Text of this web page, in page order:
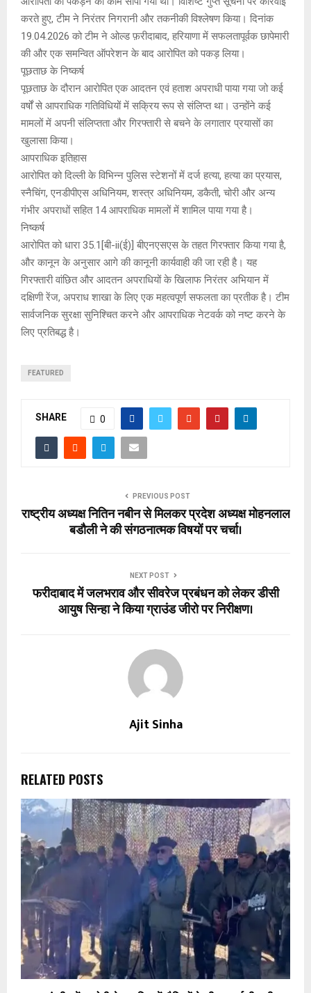
करते हुए, टीम ने निरंतर निगरानी और तकनीकी विश्लेषण किया। दिनांक
19.04.2026 को टीम ने ओल्ड फ़रीदाबाद, हरियाणा में सफलतापूर्वक छापेमारी
की और एक समन्वित ऑपरेशन के बाद आरोपित को पकड़ लिया।
पूछताछ के निष्कर्ष
पूछताछ के दौरान आरोपित एक आदतन एवं हताश अपराधी पाया गया जो कई
वर्षों से आपराधिक गतिविधियों में सक्रिय रूप से संलिप्त था। उन्होंने कई
मामलों में अपनी संलिप्तता और गिरफ्तारी से बचने के लगातार प्रयासों का
खुलासा किया।
आपराधिक इतिहास
आरोपित को दिल्ली के विभिन्न पुलिस स्टेशनों में दर्ज हत्या, हत्या का प्रयास,
स्नैचिंग, एनडीपीएस अधिनियम, शस्त्र अधिनियम, डकैती, चोरी और अन्य
गंभीर अपराधों सहित 14 आपराधिक मामलों में शामिल पाया गया है।
निष्कर्ष
आरोपित को धारा 35.1[बी-ii(ई)] बीएनएसएस के तहत गिरफ्तार किया गया है,
और कानून के अनुसार आगे की कानूनी कार्यवाही की जा रही है। यह
गिरफ्तारी वांछित और आदतन अपराधियों के खिलाफ निरंतर अभियान में
दक्षिणी रेंज, अपराध शाखा के लिए एक महत्वपूर्ण सफलता का प्रतीक है। टीम
सार्वजनिक सुरक्षा सुनिश्चित करने और आपराधिक नेटवर्क को नष्ट करने के
लिए प्रतिबद्ध है।
FEATURED
SHARE 0
PREVIOUS POST
राष्ट्रीय अध्यक्ष नितिन नबीन से मिलकर प्रदेश अध्यक्ष मोहनलाल
बडौली ने की संगठनात्मक विषयों पर चर्चा।
NEXT POST
फरीदाबाद में जलभराव और सीवरेज प्रबंधन को लेकर डीसी
आयुष सिन्हा ने किया ग्राउंड जीरो पर निरीक्षण।
Ajit Sinha
RELATED POSTS